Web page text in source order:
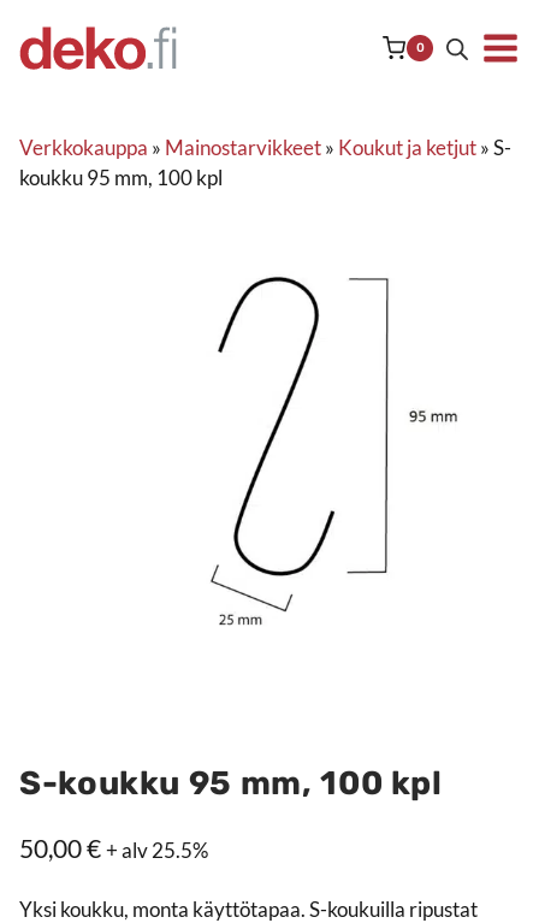
sisältöön
0
Verkkokauppa » Mainostarvikkeet» Koukut ja ketjut»S-
koukku 95 mm, 100 kpl
S-koukku 95 mm, 100 kpl
50,00€+ alv 25.5%
Yksi koukku, monta käyttötapaa. S-koukuilla ripustat